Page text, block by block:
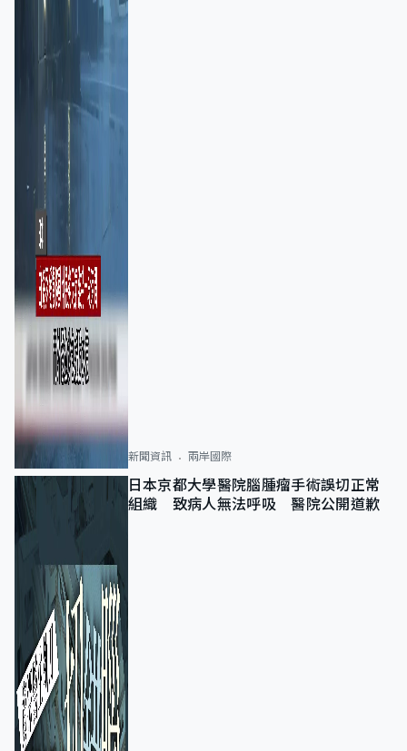
新聞資訊 兩岸國際
日本京都大學醫院腦腫瘤手術誤切正常
組織 致病人無法呼吸 醫院公開道歉